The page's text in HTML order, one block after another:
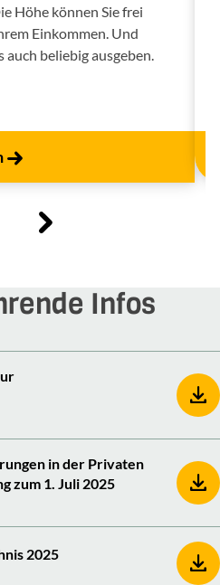
Höhe können Sie frei
Einkommen. Und
auch beliebig ausgeben.
Infos
in der Privaten
zum 1. Juli 2025
2025